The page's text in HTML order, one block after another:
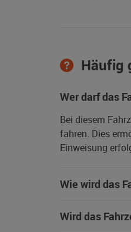
Häufig
Wer darf das
Bei diesem
fahren. Dies
Einweisung
Wie wird das
Wird das